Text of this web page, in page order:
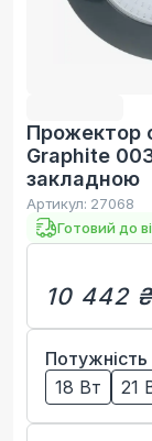
Прожектор
Graphite
закладною
Артикул: 27068
Готовий до
10 442 ₴
Потужність
18 Вт
21